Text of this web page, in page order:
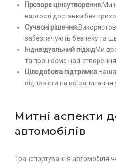
Прозоре ціноутворення.Ми
вартості доставки без
Сучасні рішення.
забезпечують безпеку та
Індивідуальний підхідМи
та працюємо над
Цілодобова підтримка.
відповісти на всі
Митні аспекти
автомобілів
Транспортування автомобіля